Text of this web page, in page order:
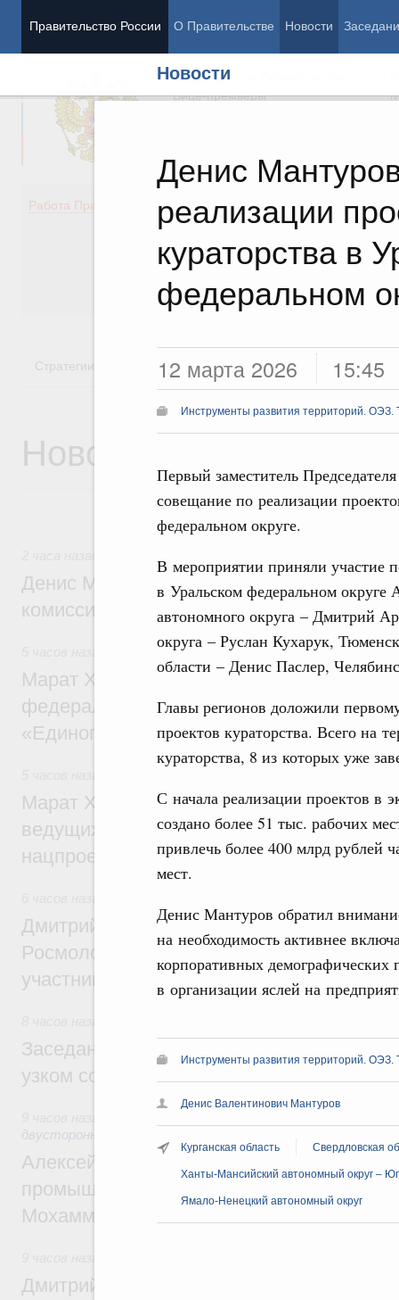
Правительство России О Правительстве Новости
Новости
Денис
реализации
кураторства в
федеральном
12 марта 2026 15:45
Инструменты развития территорий. ОЭЗ.
Первый заместитель
совещание по реализации
федеральном округе.
В мероприятии приняли участие
в Уральском федеральном
автономного округа – Дмитрий
округа – Руслан Кухарук,
области – Денис Паслер,
Главы регионов доложили
проектов кураторства. Всего на
кураторства, 8 из которых уже
С начала реализации проектов в
создано более 51 тыс. рабочих
привлечь более 400 млрд рублей
мест.
Денис Мантуров обратил
на необходимость активнее
корпоративных демографических
в организации яслей на
Инструменты развития территорий. ОЭЗ.
Денис Валентинович Мантуров
Курганская область Свердловская
Ханты-Мансийский автономный округ –
Ямало-Ненецкий автономный округ
Председатель Правительства
Вице-премьеры
Работа Правительства
Демография
Здоровье
Культура
Государство
Стратегии Государственные программы
Новости
Денис Мантуров провёл заседание
комиссии по промышленности
Регулирование в сфере строительства
Марат Хуснуллин: Более 130
федерального значения построено под
«Единого заказчика»
Марат Хуснуллин: Порядка 200
ведущих к спортивным объектам,
нацпроекту «Инфраструктура для
Дмитрий Чернышенко, Сергей Кравцов и
Росмолодёжи Григорий Гуров
участников проекта «Кольцо открытий»
Заседание Евразийского
узком составе
двусторонней основе
Алексей Оверчук провёл рабочую
промышленности, недропользования и
Мохаммадом Атабаком
Дмитрий Чернышенко: Порядка 110